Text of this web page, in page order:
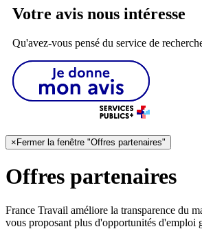
Votre avis nous intéresse
Qu'avez-vous pensé du service de
× Fermer la fenêtre "Offres partenaires"
Offres partenaires
France Travail améliore la transparence du
vous proposant plus d'opportunités d'emploi